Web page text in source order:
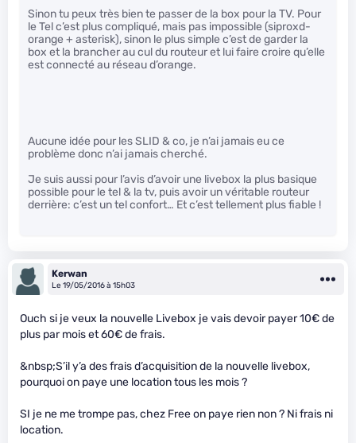
Sinon tu peux très bien te passer de la box pour la TV. Pour
le Tel c’est plus compliqué, mais pas impossible (siproxd-
orange + asterisk), sinon le plus simple c’est de garder la
box et la brancher au cul du routeur et lui faire croire qu’elle
est connecté au réseau d’orange.
Aucune idée pour les SLID & co, je n’ai jamais eu ce
problème donc n’ai jamais cherché.
Je suis aussi pour l’avis d’avoir une livebox la plus basique
possible pour le tel & la tv, puis avoir un véritable routeur
derrière: c’est un tel confort… Et c’est tellement plus fiable !
Kerwan
Le 19/05/2016 à 15h03
Ouch si je veux la nouvelle Livebox je vais devoir payer 10€ de
plus par mois et 60€ de frais.
&nbsp;S’il y’a des frais d’acquisition de la nouvelle livebox,
pourquoi on paye une location tous les mois ?
SI je ne me trompe pas, chez Free on paye rien non ? Ni frais ni
location.